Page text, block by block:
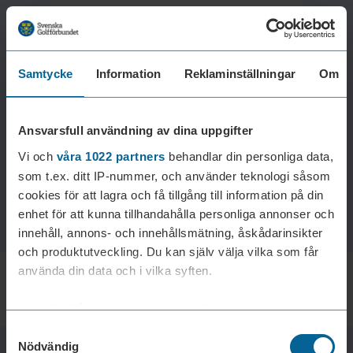
Samtycke Information Reklaminställningar Om
Ansvarsfull användning av dina uppgifter
Vi och våra 1022 partners behandlar din personliga data,
som t.ex. ditt IP-nummer, och använder teknologi såsom
cookies för att lagra och få tillgång till information på din
enhet för att kunna tillhandahålla personliga annonser och
innehåll, annons- och innehållsmätning, åskådarinsikter
och produktutveckling. Du kan själv välja vilka som får
använda din data och i vilka syften.
Med din tillåtelse skulle vi även vilja:
kan ha en noggrannhet på upp till flera meter
Nödvändig
Laddar reklam...